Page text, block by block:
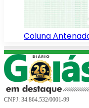
Coluna
CNPJ: 34.864.532/0001-99